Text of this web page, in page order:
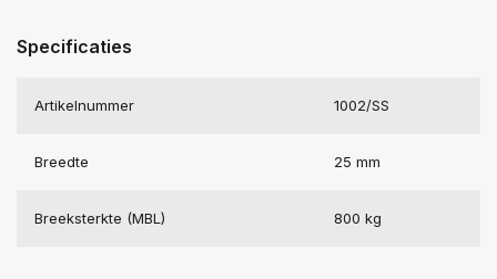
Specificaties
Artikelnummer 1002/SS
Breedte 25 mm
Breeksterkte (MBL) 800 kg